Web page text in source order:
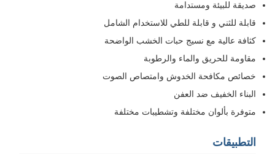
صديقة للبيئة ومستدامة
قابلة للثني و قابلة للطي للاستخدام الشامل
كثافة عالية مع نسيج حبات الخشب الواضحة
مقاومة للحريق والماء والرطوبة
خصائص مكافحة الخدوش وامتصاص الصوت
البناء الخفيف ضد العفن
متوفرة بألوان مختلفة وتشطيبات مختلفة
التطبيقات